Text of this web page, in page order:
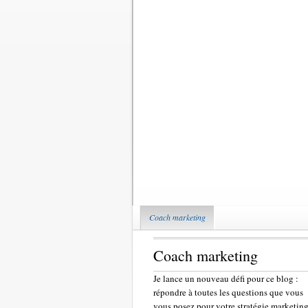
Coach marketing
Coach marketing
Je lance un nouveau défi pour ce blog :
répondre à toutes les questions que vous